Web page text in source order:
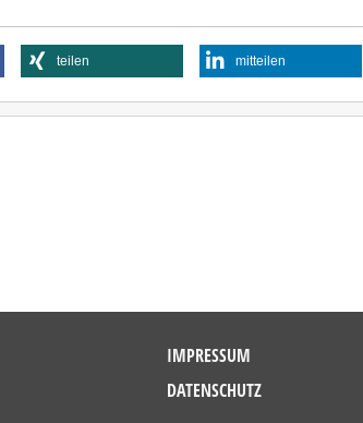
teilen mitteilen
IMPRESSUM
DATENSCHUTZ